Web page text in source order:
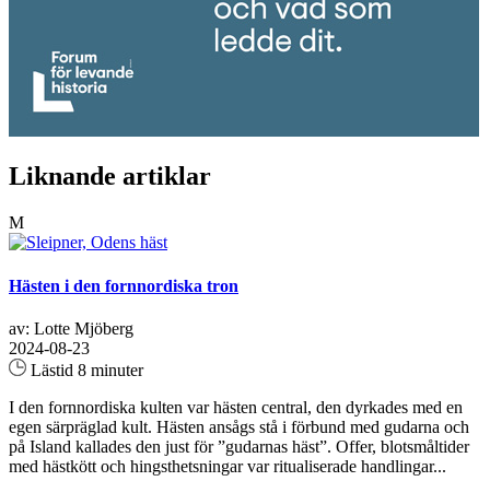
Liknande artiklar
M
Hästen i den fornnordiska tron
av: Lotte Mjöberg
2024-08-23
Lästid 8 minuter
I den fornnordiska kulten var hästen central, den dyrkades med en
egen särpräglad kult. Hästen ansågs stå i förbund med gudarna och
på Island kallades den just för ”gudarnas häst”. Offer, blotsmåltider
med hästkött och hingsthetsningar var ritualiserade handlingar...